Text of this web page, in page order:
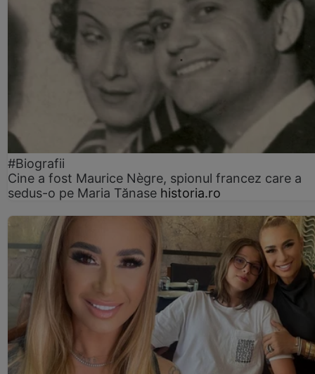
#Biografii
Cine a fost Maurice Nègre, spionul francez care a
sedus-o pe Maria Tănase historia.ro